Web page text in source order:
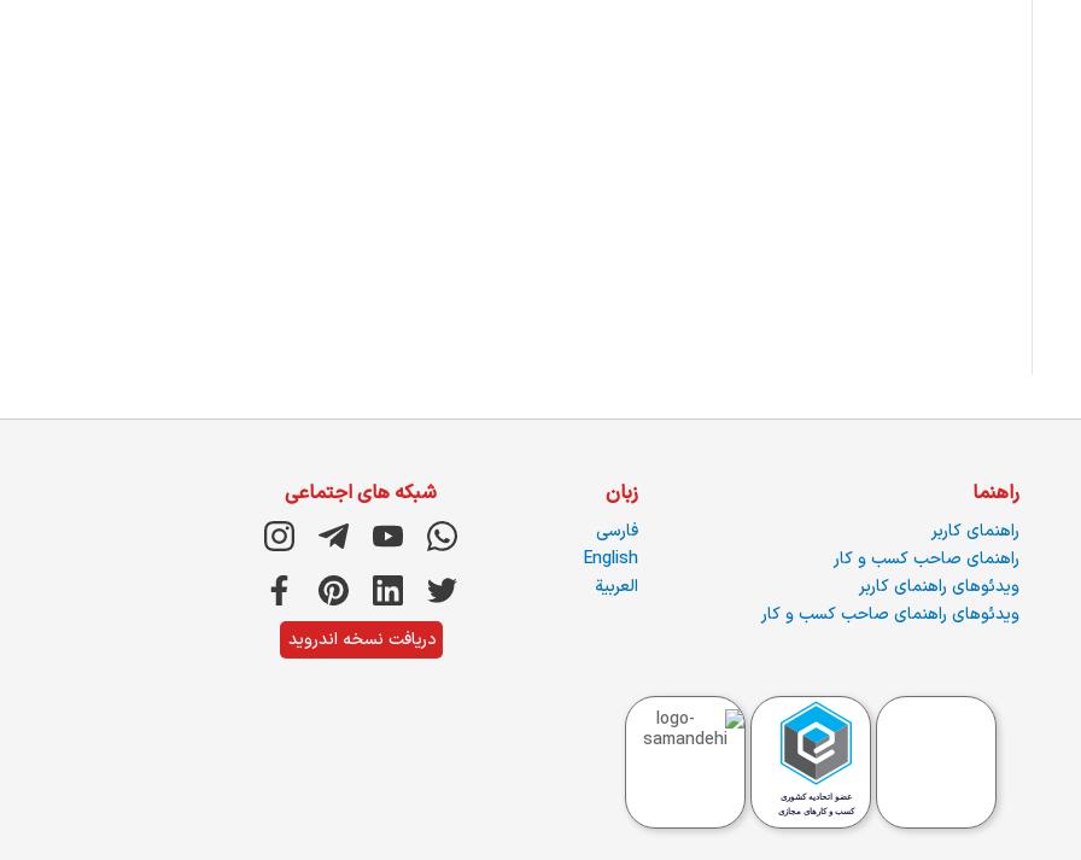
راهنما
راهنمای کاربر
راهنمای صاحب کسب و کار
ویدئوهای راهنمای کاربر
ویدئوهای راهنمای صاحب کسب و کار
زبان
فارسی
English
العربية
شبکه های اجتماعی
دریافت نسخه اندروید